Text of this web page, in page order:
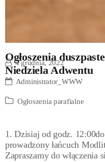
Ogłoszenia
Niedziela Adwentu
4 grudnia, 2022
Administrator_WWW
Ogłoszenia parafialne
1. Dzisiaj od godz.
prowadzony łańcuch
Zapraszamy do